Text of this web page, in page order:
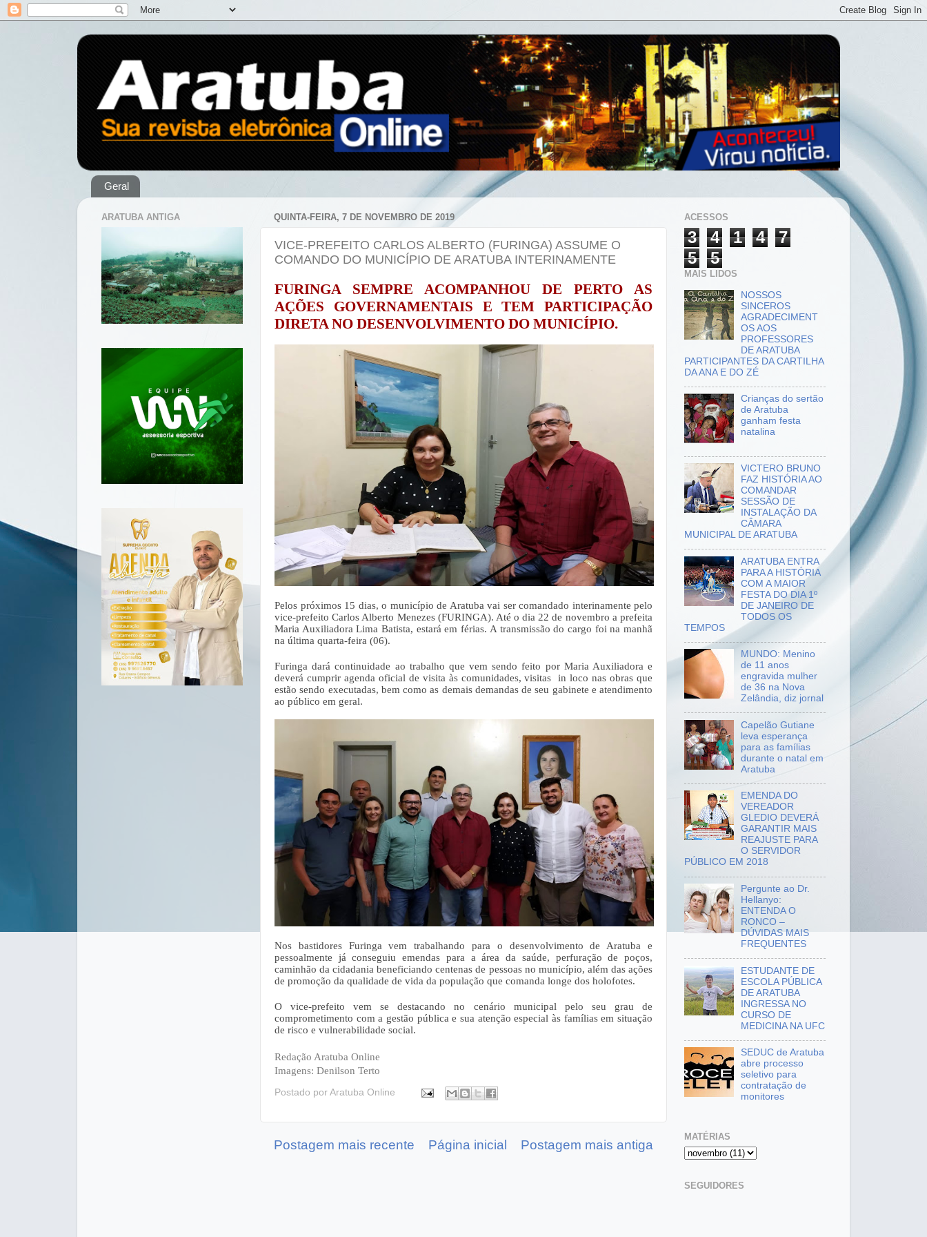
Geral
QUINTA-FEIRA, 7 DE NOVEMBRO DE 2019
VICE-PREFEITO CARLOS ALBERTO (FURINGA) ASSUME O
COMANDO DO MUNICÍPIO DE ARATUBA INTERINAMENTE
FURINGA SEMPRE ACOMPANHOU DE PERTO AS
AÇÕES GOVERNAMENTAIS E TEM PARTICIPAÇÃO
DIRETA NO DESENVOLVIMENTO DO MUNICÍPIO.
Pelos próximos 15 dias, o município de Aratuba vai ser comandado interinamente pelo
vice-prefeito Carlos Alberto Menezes (FURINGA). Até o dia 22 de novembro a prefeita
Maria Auxiliadora Lima Batista, estará em férias. A transmissão do cargo foi na manhã
na última quarta-feira (06).
Furinga dará continuidade ao trabalho que vem sendo feito por Maria Auxiliadora e
deverá cumprir agenda oficial de visita às comunidades, visitas  in loco nas obras que
estão sendo executadas, bem como as demais demandas de seu gabinete e atendimento
ao público em geral.
Nos bastidores Furinga vem trabalhando para o desenvolvimento de Aratuba e
pessoalmente já conseguiu emendas para a área da saúde, perfuração de poços,
caminhão da cidadania beneficiando centenas de pessoas no município, além das ações
de promoção da qualidade de vida da população que comanda longe dos holofotes.
O vice-prefeito vem se destacando no cenário municipal pelo seu grau de
comprometimento com a gestão pública e sua atenção especial às famílias em situação
de risco e vulnerabilidade social.
Redação Aratuba Online
Imagens: Denilson Terto
Postado por Aratuba Online
Postagem mais recente Postagem mais antiga
Página inicial
ARATUBA ANTIGA ACESSOS
3 4 1 4
7
5
5
MAIS LIDOS
NOSSOS
SINCEROS
AGRADECIMENT
OS AOS
PROFESSORES
DE ARATUBA
PARTICIPANTES DA CARTILHA
DA ANA E DO ZÉ
Crianças do sertão
de Aratuba
ganham festa
natalina
VICTERO BRUNO
FAZ HISTÓRIA AO
COMANDAR
SESSÃO DE
INSTALAÇÃO DA
CÂMARA
MUNICIPAL DE ARATUBA
ARATUBA ENTRA
PARA A HISTÓRIA
COM A MAIOR
FESTA DO DIA 1º
DE JANEIRO DE
TODOS OS
TEMPOS
MUNDO: Menino
de 11 anos
engravida mulher
de 36 na Nova
Zelândia, diz jornal
Capelão Gutiane
leva esperança
para as famílias
durante o natal em
Aratuba
EMENDA DO
VEREADOR
GLEDIO DEVERÁ
GARANTIR MAIS
REAJUSTE PARA
O SERVIDOR
PÚBLICO EM 2018
Pergunte ao Dr.
Hellanyo:
ENTENDA O
RONCO –
DÚVIDAS MAIS
FREQUENTES
ESTUDANTE DE
ESCOLA PÚBLICA
DE ARATUBA
INGRESSA NO
CURSO DE
MEDICINA NA UFC
SEDUC de Aratuba
abre processo
seletivo para
contratação de
monitores
MATÉRIAS
SEGUIDORES